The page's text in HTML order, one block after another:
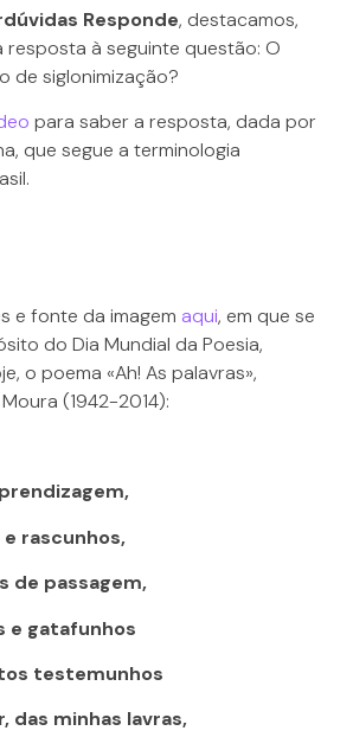
Responde, destacamos,
resposta à seguinte questão: O
de siglonimização?
para saber a resposta, dada por
que segue a terminologia
e fonte da imagem aqui, em que se
do Dia Mundial da Poesia,
o poema «Ah! As palavras»,
(1942-2014):
rascunhos,
de passagem,
e gatafunhos
testemunhos
das minhas lavras,